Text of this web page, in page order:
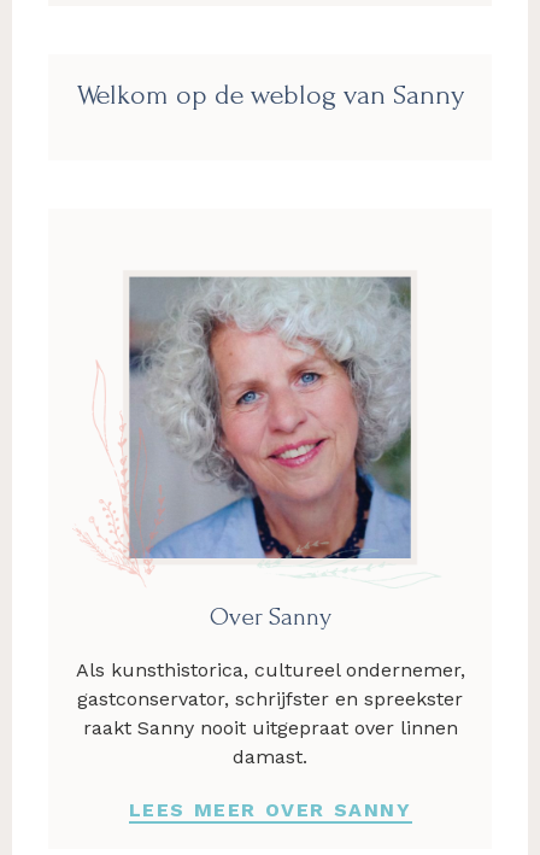
Sidebar
Welkom op de weblog van Sanny
Over Sanny
Als kunsthistorica, cultureel ondernemer,
gastconservator, schrijfster en spreekster
raakt Sanny nooit uitgepraat over linnen
damast.
LEES MEER OVER SANNY